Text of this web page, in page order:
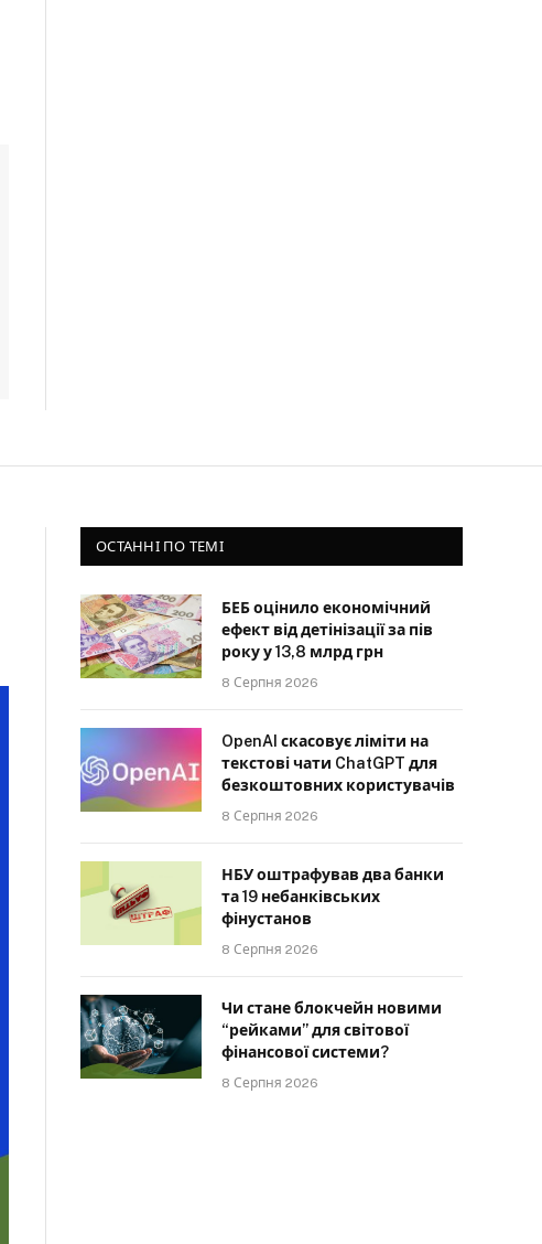
ОСТАННІ ПО ТЕМІ
БЕБ оцінило економічний
ефект від детінізації за пів
року у 13,8 млрд грн
8 Серпня 2026
OpenAI скасовує ліміти на
текстові чати ChatGPT для
безкоштовних користувачів
8 Серпня 2026
НБУ оштрафував два банки
та 19 небанківських
фінустанов
8 Серпня 2026
Чи стане блокчейн новими
“рейками” для світової
фінансової системи?
8 Серпня 2026